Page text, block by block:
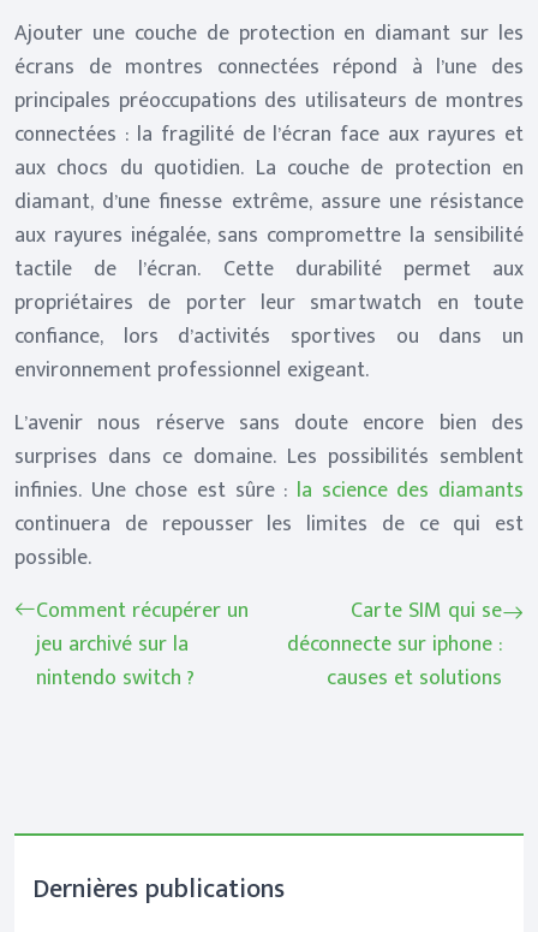
Ajouter une couche de protection en diamant sur les
écrans de montres connectées répond à l’une des
principales préoccupations des utilisateurs de montres
connectées : la fragilité de l’écran face aux rayures et
aux chocs du quotidien. La couche de protection en
diamant, d’une finesse extrême, assure une résistance
aux rayures inégalée, sans compromettre la sensibilité
tactile de l’écran. Cette durabilité permet aux
propriétaires de porter leur smartwatch en toute
confiance, lors d’activités sportives ou dans un
environnement professionnel exigeant.
L’avenir nous réserve sans doute encore bien des
surprises dans ce domaine. Les possibilités semblent
infinies. Une chose est sûre : la science des diamants
continuera de repousser les limites de ce qui est
possible.
Comment récupérer un
jeu archivé sur la
nintendo switch ?
Carte SIM qui se
déconnecte sur iphone :
causes et solutions
Dernières publications